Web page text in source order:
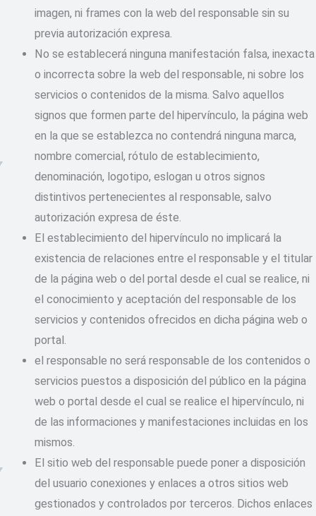
imagen, ni frames con la web del responsable sin su
previa autorización expresa.
No se establecerá ninguna manifestación falsa, inexacta
o incorrecta sobre la web del responsable, ni sobre los
servicios o contenidos de la misma. Salvo aquellos
signos que formen parte del hipervínculo, la página web
en la que se establezca no contendrá ninguna marca,
nombre comercial, rótulo de establecimiento,
denominación, logotipo, eslogan u otros signos
distintivos pertenecientes al responsable, salvo
autorización expresa de éste.
El establecimiento del hipervínculo no implicará la
existencia de relaciones entre el responsable y el titular
de la página web o del portal desde el cual se realice, ni
el conocimiento y aceptación del responsable de los
servicios y contenidos ofrecidos en dicha página web o
portal.
el responsable no será responsable de los contenidos o
servicios puestos a disposición del público en la página
web o portal desde el cual se realice el hipervínculo, ni
de las informaciones y manifestaciones incluidas en los
mismos.
El sitio web del responsable puede poner a disposición
del usuario conexiones y enlaces a otros sitios web
gestionados y controlados por terceros. Dichos enlaces